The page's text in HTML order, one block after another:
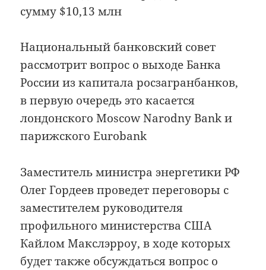
сумму $10,13 млн
Национальный банковский совет
рассмотрит вопрос о выходе Банка
России из капитала росзагранбанков,
в первую очередь это касается
лондонского Moscow Narodny Bank и
парижского Eurobank
Заместитель министра энергетики РФ
Олег Гордеев проведет переговоры с
заместителем руководителя
профильного министерства США
Кайлом Макслэрроу, в ходе которых
будет также обсуждаться вопрос о